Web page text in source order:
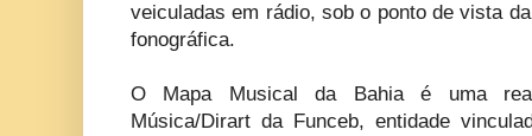
veiculadas em rádio, sob o ponto de vista
fonográfica.
O Mapa Musical da Bahia é uma
Música/Dirart da Funceb, entidade